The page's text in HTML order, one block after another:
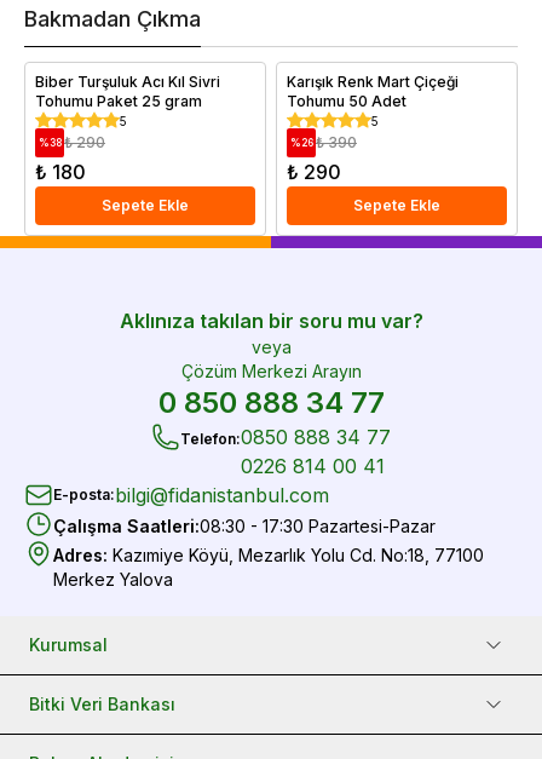
Bakmadan Çıkma
Biber Turşuluk Acı Kıl Sivri
Tohumu Paket 25 gram
5
%38 ₺ 290
₺ 180
Sepete Ekle
Karışık Renk Mart Çiçeği
Tohumu 50 Adet
5
%26 ₺ 390
₺ 290
Sepete Ekle
Aklınıza takılan bir soru mu var?
veya
Çözüm Merkezi Arayın
0 850 888 34 77
Telefon:0850 888 34 77
0226 814 00 41
E-posta:bilgi@fidanistanbul.com
Çalışma Saatleri:08:30 - 17:30 Pazartesi-Pazar
Adres: Kazımiye Köyü, Mezarlık Yolu Cd. No:18, 77100
Merkez Yalova
Kurumsal
Bitki Veri Bankası